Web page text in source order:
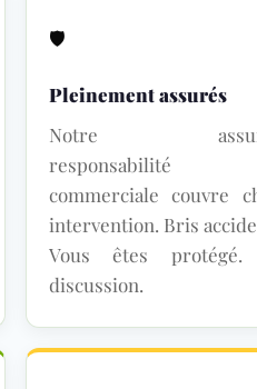
🛡
Pleinement assurés
Notre
responsabilité
commerciale couvre
intervention. Bris
Vous êtes protégé.
discussion.